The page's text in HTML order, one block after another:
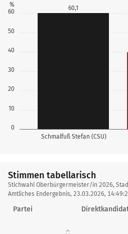
0
10
20
30
40
50
60
%
Schmalfuß Stefan (CSU)
60,1
Stimmen tabellarisch
Stimmen
tabellarisch
Stichwahl Oberbürgermeister/in 2026,
Amtliches Endergebnis, 23.03.2026,
Partei